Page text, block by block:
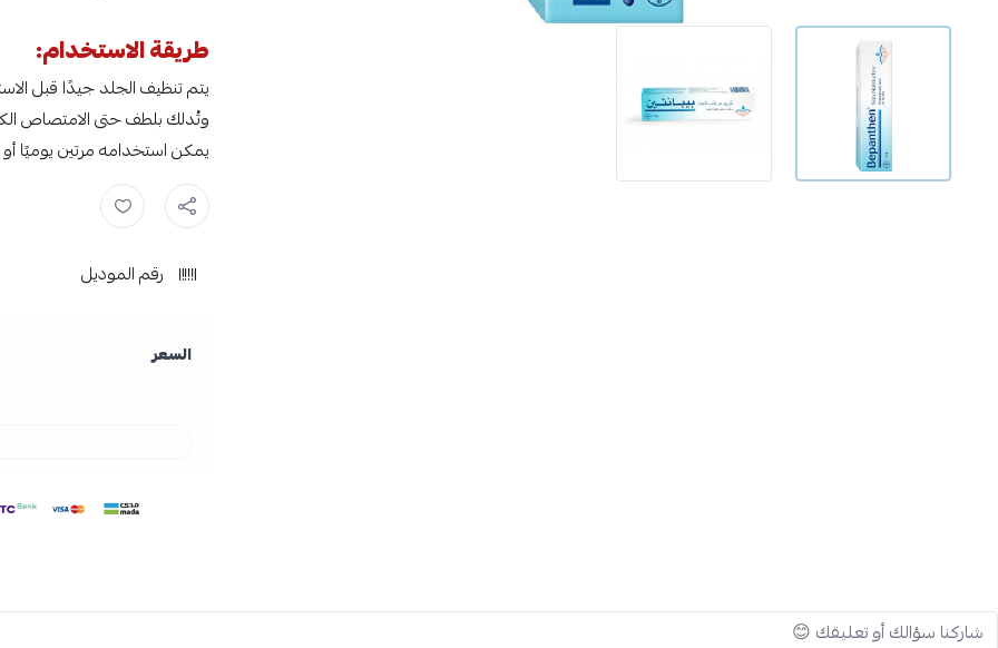
طريقة الاستخدام:
يتم تنظيف الجلد جيدًا قبل
وتُدلك بلطف حتى الامتصاص
يمكن استخدامه مرتين يوميًا
كريم بيبانثين النهدي ,
رقم الموديل
السعر